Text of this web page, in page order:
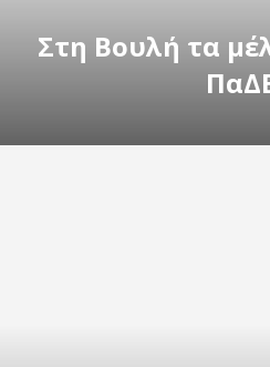
Στη Βουλή τα